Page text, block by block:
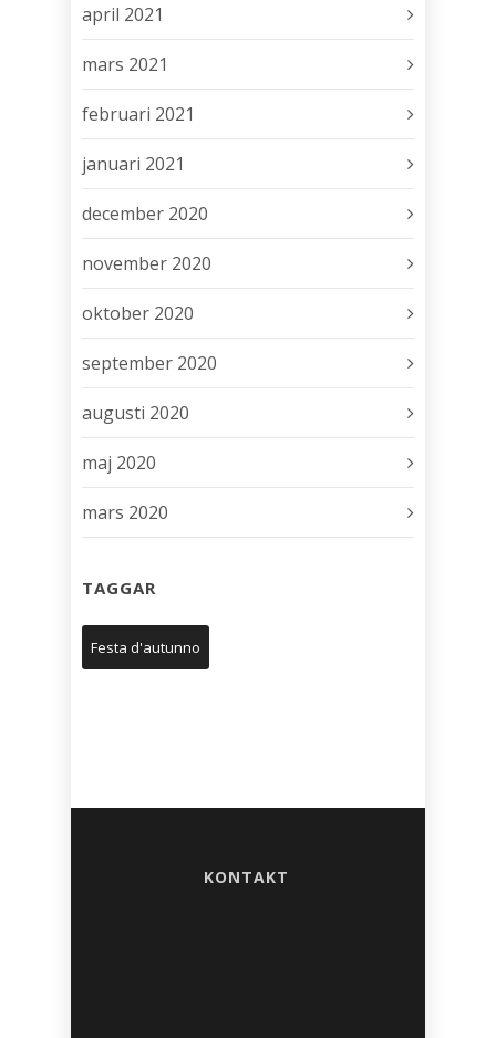
april 2021
mars 2021
februari 2021
januari 2021
december 2020
november 2020
oktober 2020
september 2020
augusti 2020
maj 2020
mars 2020
TAGGAR
Festa d'autunno
KONTAKT